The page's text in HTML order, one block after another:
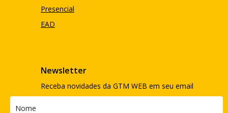
Presencial
EAD
Newsletter
Receba novidades da GTM WEB em seu email